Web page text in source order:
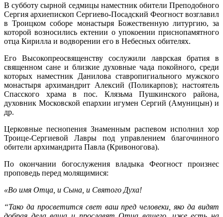
В субботу сырной седмицы наместник обители Преподобного
Сергия архиепископ Сергиево-Посадский Феогност возглавил
в Троицком соборе монастыря Божественную литургию, за
которой возносились ектении о упокоении приснопамятного
отца Кирилла и водворении его в Небесных обителях.
Его Высокопреосвященству сослужили лаврская братия в
священном сане и близкие духовные чада покойного, среди
которых наместник Данилова ставропигиального мужского
монастыря архимандрит Алексий (Поликарпов); настоятель
Спасского храма в пос. Клязьма Пушкинского района,
духовник Московской епархии игумен Сергий (Амуницын) и
др.
Церковные песнопения Знаменным распевом исполнил хор
Троице-Сергиевой Лавры под управлением благочинного
обители архимандрита Павла (Кривоногова).
По окончании богослужения владыка Феогност произнес
проповедь перед молящимися:
«Во имя Отца, и Сына, и Святого Духа!
“Тако да просветится свет ваш пред человеки, яко да видят